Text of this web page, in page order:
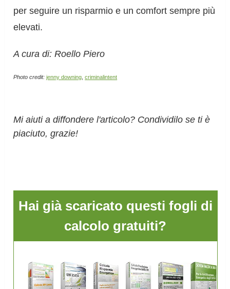
per seguire un risparmio e un comfort sempre più
elevati.
A cura di: Roello Piero
Photo credit: jenny downing ,criminalintent
Mi aiuti a diffondere l'articolo? Condividilo se ti è
piaciuto, grazie!
Hai già scaricato questi fogli di
calcolo gratuiti?